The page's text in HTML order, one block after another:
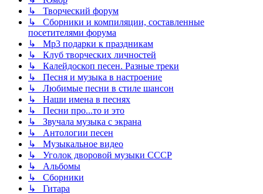
↳ Творческий форум
↳ Сборники и компиляции, составленные
посетителями форума
↳ Mp3 подарки к праздникам
↳ Клуб творческих личностей
↳ Калейдоскоп песен. Разные треки
↳ Песня и музыка в настроение
↳ Любимые песни в стиле шансон
↳ Наши имена в песнях
↳ Песни про...то и это
↳ Звучала музыка с экрана
↳ Антологии песен
↳ Музыкальное видео
↳ Уголок дворовой музыки СССР
↳ Альбомы
↳ Сборники
↳ Гитара